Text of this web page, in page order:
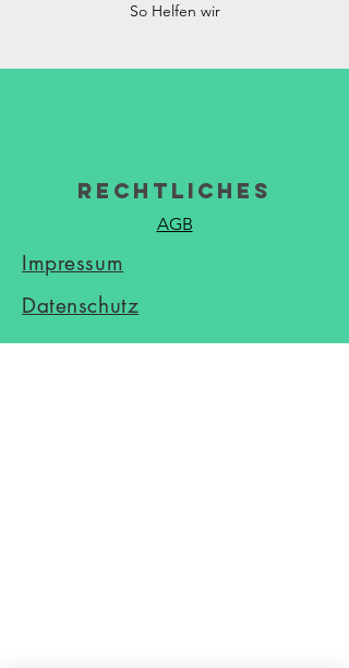
So Helfen wir
Rechtliches
AGB
Impressum
Datenschutz